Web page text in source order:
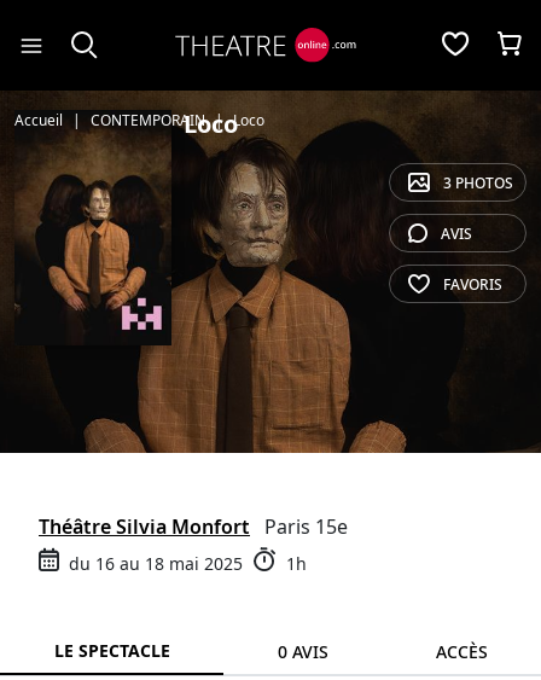
Accueil CONTEMPORAIN Loco
Loco
Théâtre Silvia Monfort Paris 15e
du 16 au 18 mai 2025 1h
3 PHOTOS
AVIS
FAVORIS
LE SPECTACLE 0 AVIS ACCÈS